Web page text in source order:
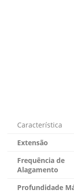
Característica
Extensão
Frequência de
Alagamento
Profundidade